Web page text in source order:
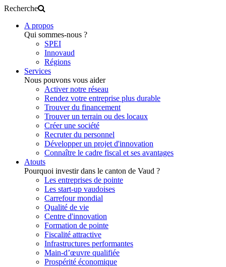
Recherche
A propos
Qui sommes-nous ?
SPEI
Innovaud
Régions
Services
Nous pouvons vous aider
Activer notre réseau
Rendez votre entreprise plus durable
Trouver du financement
Trouver un terrain ou des locaux
Créer une société
Recruter du personnel
Développer un projet d'innovation
Connaître le cadre fiscal et ses avantages
Atouts
Pourquoi investir dans le canton de Vaud ?
Les entreprises de pointe
Les start-up vaudoises
Carrefour mondial
Qualité de vie
Centre d'innovation
Formation de pointe
Fiscalité attractive
Infrastructures performantes
Main-d’œuvre qualifiée
Prospérité économique